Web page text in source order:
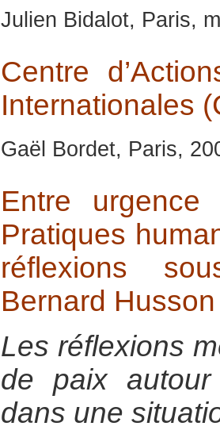
Julien Bidalot, Paris,
Centre
Internationales
Gaël Bordet, Paris,
Entre
Pratiques
réflexions
Bernard Husson
Les réflexions
de paix
dans une